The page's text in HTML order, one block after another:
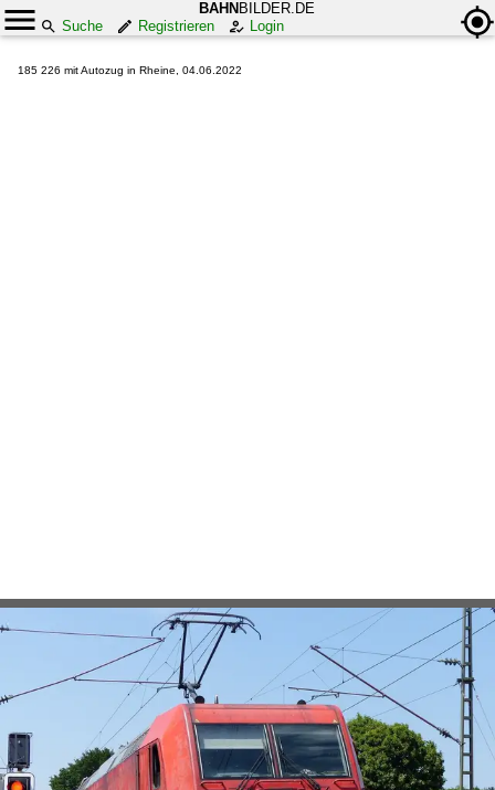
BAHN BILDER.DE
Suche
Registrieren Login
185 226 mit Autozug in Rheine, 04.06.2022